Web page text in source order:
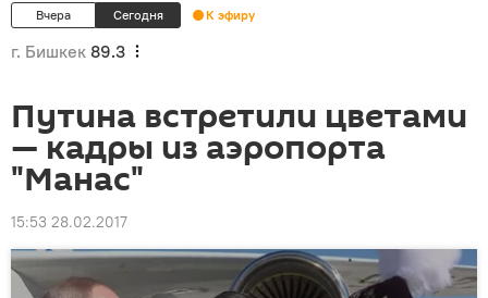
Вчера Сегодня К эфиру
г. Бишкек 89.3
Путина встретили цветами
— кадры из аэропорта
"Манас"
15:53 28.02.2017